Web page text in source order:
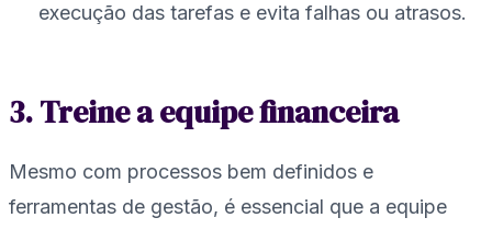
execução das tarefas e evita falhas ou atrasos.
3. Treine a equipe financeira
Mesmo com processos bem definidos e
ferramentas de gestão, é essencial que a equipe